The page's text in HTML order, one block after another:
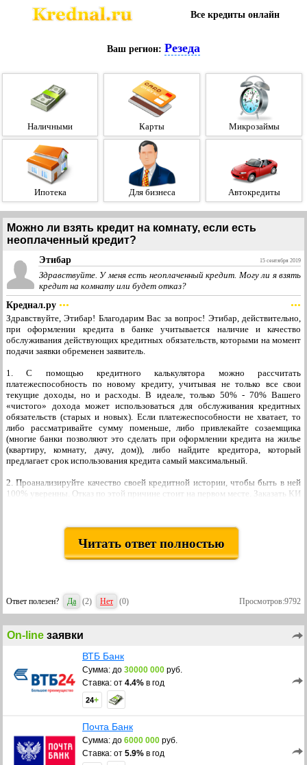
Все кредиты онлайн
Ваш регион: Резеда
Наличными Карты Микрозаймы
Ипотека Для бизнеса Автокредиты
Можно ли взять кредит на комнату, если есть
неоплаченный кредит?
Этибар 15 сентября 2019
Здравствуйте. У меня есть неоплаченный кредит. Могу ли я взять
кредит на комнату или будет отказ?
Креднал.ру ••• •••
Здравствуйте, Этибар! Благодарим Вас за вопрос! Этибар, действительно,
при оформлении кредита в банке учитывается наличие и качество
обслуживания действующих кредитных обязательств, которыми на момент
подачи заявки обременен заявитель.
1. С помощью кредитного калькулятора можно рассчитать
платежеспособность по новому кредиту, учитывая не только все свои
текущие доходы, но и расходы. В идеале, только 50% - 70% Вашего
«чистого» дохода может использоваться для обслуживания кредитных
обязательств (старых и новых). Если платежеспособности не хватает, то
либо рассматривайте сумму поменьше, либо привлекайте созаемщика
(многие банки позволяют это сделать при оформлении кредита на жилье
(квартиру, комнату, дачу, дом)), либо найдите кредитора, который
предлагает срок использования кредита самый максимальный.
2. Проанализируйте качество своей кредитной истории, чтобы быть в ней
100% уверенны. Отказ по этой причине стоит на первом месте. Заказать КИ
Таким образом, проанализировав свои возможности, начинайте искать
подходящий кредит наличными онлайн, воспользовавшись возможностями
нашего информационного проекта.
запросу на обычный потребительский кредит, который выдается без
оформления залога в виде приобретаемой недвижимости и без
первоначального взноса.
Например, в Восточном банке в течение 1 – 2х дней реально получить до 3
кредитования только справка с работы любой формы, гражданский паспорт
и заявка, сроки рассмотрения которой до 15 минут в режиме реального
времени. Одобренная сумма кредитных средств выдается на руки
наличными или зачисляется на карточку Восточного банка.
Читать ответ полностью
Ответ полезен? Да (2) Нет (0) Просмотров:9792
On-line заявки
ВТБ Банк
Сумма: до 30000 000 руб.
Ставка: от 4.4% в год
24+
Почта Банк
Сумма: до 6000 000 руб.
Ставка: от 5.9% в год